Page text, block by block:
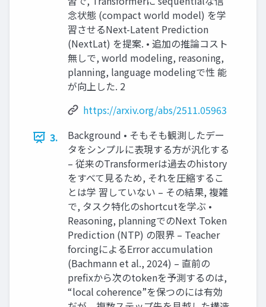
念状態 (compact world model) を学
習させるNext-Latent Prediction
(NextLat) を提案. • 追加の推論コスト
無しで, world modeling, reasoning,
planning, language modelingで性 能
が向上した. 2
https://arxiv.org/abs/2511.05963
3.
Background • そもそも観測したデー
タをシンプルに表現する方が汎化する
– 従来のTransformerは過去のhistory
をすべて見るため, それを圧縮するこ
とは学 習していない – その結果, 複雑
で, タスク特化のshortcutを学ぶ •
Reasoning, planningでのNext Token
Prediction (NTP) の限界 – Teacher
forcingによるError accumulation
(Bachmann et al., 2024) – 直前の
prefixから次のtokenを予測するのは,
“local coherence”を保つのには有効